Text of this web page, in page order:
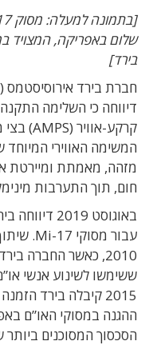
שלום באפריקה, המצויד
בירד]
חברת בירד אירוסיסטמס (
דיווחה כי השלימה
קרקע-אוויר (AMPS
המשימה האווירי
מזהה, מאמתת ומיירטת
חום, תוך התערבות
באוגוסט
עבור מסוקי Mi-17.
2010, כאשר החברה בירד ציידה מסוקים מדגם
ששימשו לשינוע אנשי
2015 קיבלה בירד
ההגנה במסוקי האו”ם
הסכסוך המסוכנים